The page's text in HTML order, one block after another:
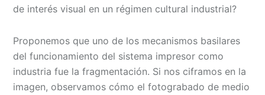
de interés visual en un régimen cultural industrial?
Proponemos que uno de los mecanismos basilares
del funcionamiento del sistema impresor como
industria fue la fragmentación. Si nos ciframos en la
imagen, observamos cómo el fotograbado de medio